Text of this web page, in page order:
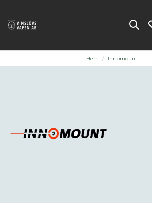
Hem Innomount